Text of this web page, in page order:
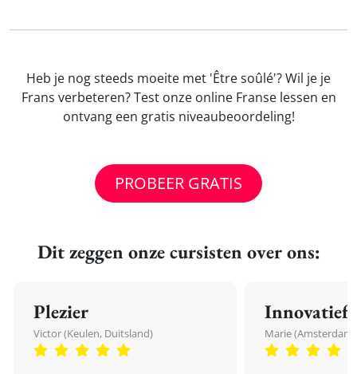
Heb je nog steeds moeite met 'Être soûlé'? Wil je je
Frans verbeteren? Test onze online Franse lessen en
ontvang een gratis niveaubeoordeling!
PROBEER GRATIS
Dit zeggen onze cursisten over ons:
Plezier
Victor (Keulen, Duitsland)
Innovatief
Marie